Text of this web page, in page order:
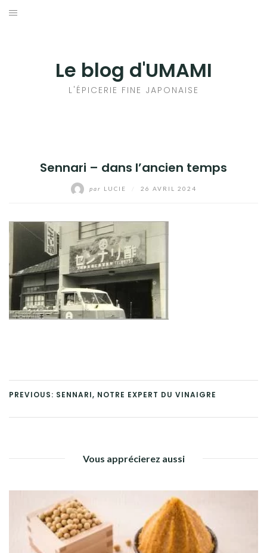
Aller
Le blog d'UMAMI
L'ÉPICERIE FINE JAPONAISE
Sennari – dans l’ancien temps
par LUCIE 26 AVRIL 2024
PREVIOUS: SENNARI, NOTRE EXPERT DU VINAIGRE
Vous apprécierez aussi